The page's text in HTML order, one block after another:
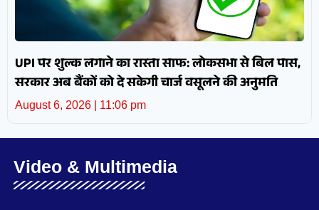
UPI पर शुल्क लगाने का रास्ता साफ: लोकसभा से बिल पास,
सरकार अब बैंकों को दे सकेगी चार्ज वसूलने की अनुमति
August 6, 2026 11:06 pm
Video & Multimedia